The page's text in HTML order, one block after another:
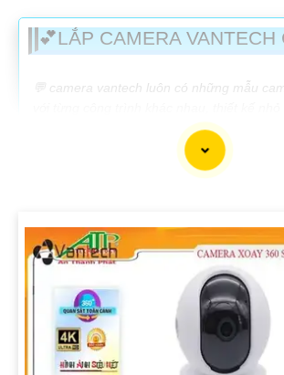
💕LẮP CAMERA VANTECH
️💬 camera vantech luôn có những mẫu
ngoài ra chất lượng sản phẩm cũng rất phù
chí phục vụ khách hàng mọi công trình
LẮP CAMERA VANTECH GIÁ RẺ
GIÁ THÔNG SỐ
🔮 Lắp camera Trong Nhà vantech
250.000 VNĐ
Thiết kế chắc chắc tích hợp thu
VPH-C508AI
🔊 Camera Báo Động Vantech